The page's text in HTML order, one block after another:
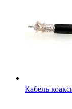
Кабель